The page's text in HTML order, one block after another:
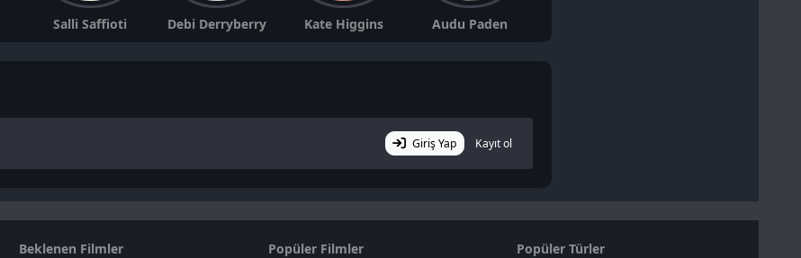
Salli Saffioti Debi Derryberry Kate Higgins Audu Paden
Giriş Yap Kayıt ol
Beklenen Filmler
Popüler Filmler
Popüler Türler